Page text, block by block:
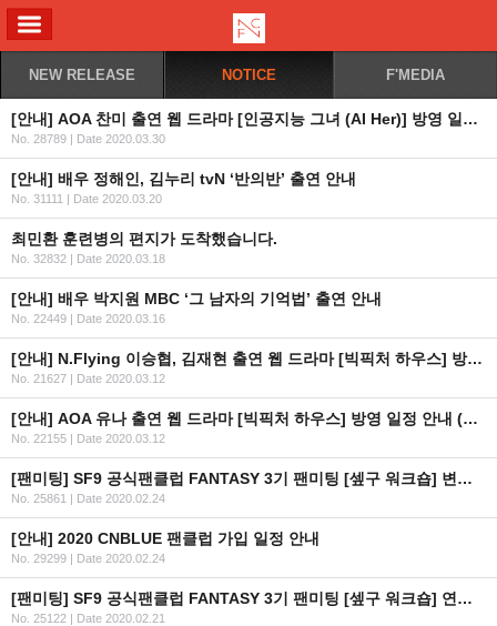
NEW RELEASE NOTICE F'MEDIA
[안내] AOA 찬미 출연 웹 드라마 [인공지능 그녀 (AI Her)] 방영 일정 안내
No. 28789 | Date 2020.03.30
[안내] 배우 정해인, 김누리 tvN ‘반의반’ 출연 안내
No. 31111 | Date 2020.03.20
최민환 훈련병의 편지가 도착했습니다.
No. 32832 | Date 2020.03.18
[안내] 배우 박지원 MBC ‘그 남자의 기억법’ 출연 안내
No. 22449 | Date 2020.03.16
[안내] N.Flying 이승협, 김재현 출연 웹 드라마 [빅픽처 하우스] 방영 일정 안내 (수정)
No. 21627 | Date 2020.03.12
[안내] AOA 유나 출연 웹 드라마 [빅픽처 하우스] 방영 일정 안내 (수정)
No. 22155 | Date 2020.03.12
[팬미팅] SF9 공식팬클럽 FANTASY 3기 팬미팅 [셒구 워크숍] 변경 일정 및 공연 관람 안내
No. 25861 | Date 2020.02.24
[안내] 2020 CNBLUE 팬클럽 가입 일정 안내
No. 29299 | Date 2020.02.24
[팬미팅] SF9 공식팬클럽 FANTASY 3기 팬미팅 [셒구 워크숍] 연기 안내
No. 25122 | Date 2020.02.21